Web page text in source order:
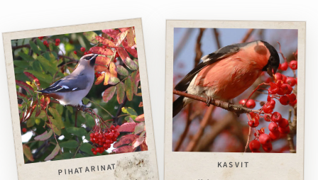
PIHATARINAT KASVIT